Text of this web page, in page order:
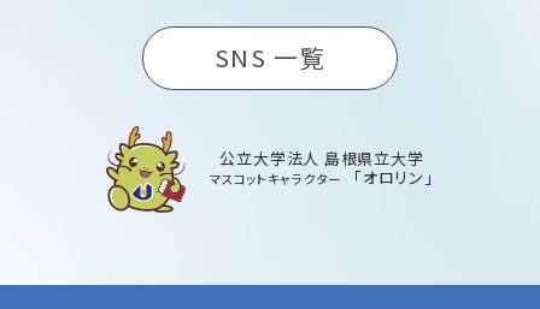
SNS 一覧
公立大学法人 島根県立大学
マスコットキャラクター 「オロリン」